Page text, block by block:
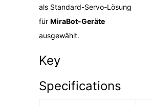
als Standard-Servo-Lösung
für MiraBot-Geräte
ausgewählt.
Key
Specifications